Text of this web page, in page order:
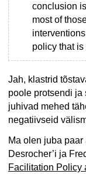
conclusion
most of
policy that
Jah, klastrid
poole protsendi ja
juhivad mehed
negatiivseid
Ma olen juba
Desrocher’i ja
Facilitation Policy